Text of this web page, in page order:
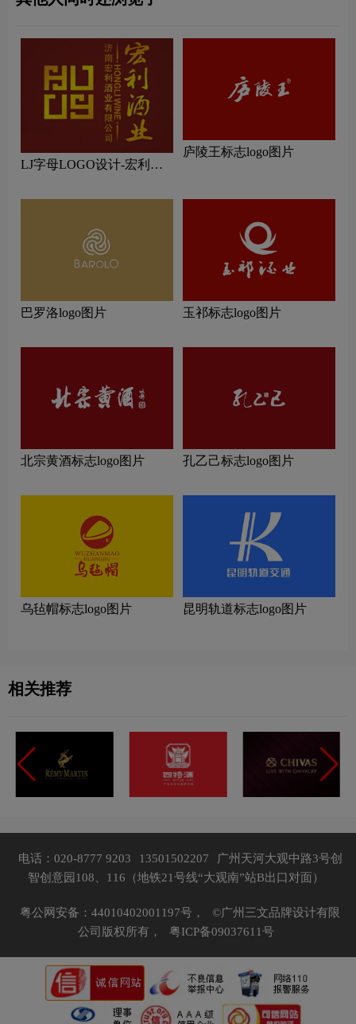
LJ字母LOGO设计-宏利酒
庐陵王标志logo图片
巴罗洛logo图片 玉祁标志logo图片
北宗黄酒标志logo图片 孔乙己标志logo图片
乌毡帽标志logo图片 昆明轨道标志logo图片
相关推荐
电话：020-8777 9203 13501502207
广州天河大观中路3号创
智创意园108、116（地铁21号线“大观南”站B出口对面）
粤公网安备：44010402001197号，
©广州三文品牌设计有限
公司版权所有，
粤ICP备09037611号